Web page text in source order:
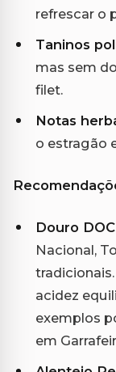
refrescar o
Taninos
mas sem
filet.
Notas
o estragão
Douro
Nacional,
acidez
exemplos
em